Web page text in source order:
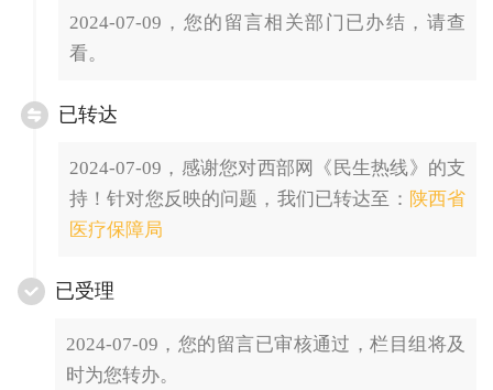
2024-07-09，您的留言相关部门已办结，请查
看。
已转达
2024-07-09，感谢您对西部网《民生热线》的支
持！针对您反映的问题，我们已转达至： 陕西省
医疗保障局
已受理
2024-07-09，您的留言已审核通过，栏目组将及
时为您转办。